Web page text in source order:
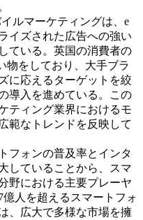
ルマーケティングは、e
イズされた広告への強い
ている。英国の消費者の
物をしており、大手ブラ
に応えるターゲットを絞
導入を進めている。この
ティング業界におけるモ
範なトレンドを反映して
フォンの普及率とインタ
していることから、スマ
野における主要プレーヤ
人を超えるスマートフォ
、広大で多様な市場を擁